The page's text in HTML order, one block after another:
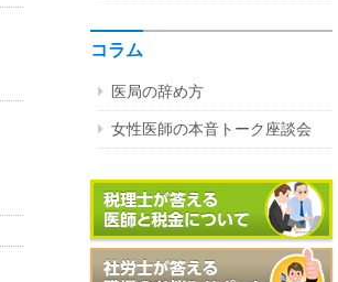
コラム
医局の辞め方
女性医師の本音トーク座談会